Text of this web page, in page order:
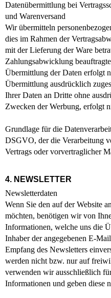
Datenübermittlung bei
und Warenversand
Wir übermitteln
dies im Rahmen der
mit der Lieferung der Ware
Zahlungsabwicklung
Übermittlung der Daten erfolgt
Übermittlung ausdrücklich
Ihrer Daten an Dritte ohne
Zwecken der Werbung, erfolgt
Grundlage für die
DSGVO, der die Verarbeitung
Vertrags oder vorvertraglicher
4. NEWSLETTER
Newsletterdaten
Wenn Sie den auf der Website
möchten, benötigen wir von
Informationen, welche uns die
Inhaber der angegebenen E-
Empfang des Newsletters
werden nicht bzw. nur auf
verwenden wir ausschließlich
Informationen und geben diese